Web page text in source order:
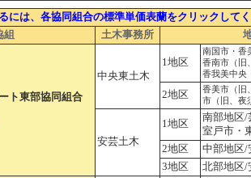
には、各協同組合の標準単価表蘭をクリックして
組
土木事務所
ト東部協同組合
中央東土木
1地区
南国市・香
香南市（旧
香我美中央
2地区
香美市（旧
市（旧、夜
安芸土木
1地区
南部地区/
室戸市・
2地区
中部地区/
3地区
北部地区/